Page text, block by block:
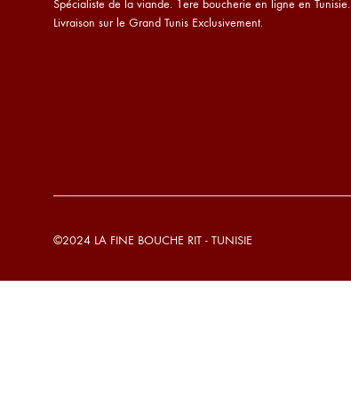
Spécialiste de la viande. 1ere boucherie en ligne en Tunisie.
Livraison sur le Grand Tunis Exclusivement.
©2024 LA FINE BOUCHE RIT - TUNISIE